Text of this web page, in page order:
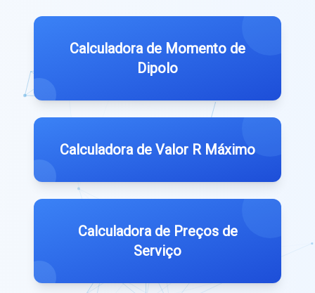
Calculadora de Momento de
Dipolo
Calculadora de Valor R Máximo
Calculadora de Preços de
Serviço